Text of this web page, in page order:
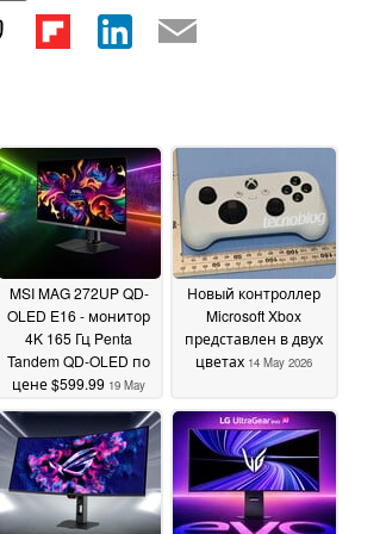
MSI MAG 272UP QD-
OLED E16 - монитор
4K 165 Гц Penta
Tandem QD-OLED по
цене $599.99 19 May
2026
Новый контроллер
Microsoft Xbox
представлен в двух
цветах 14 May 2026